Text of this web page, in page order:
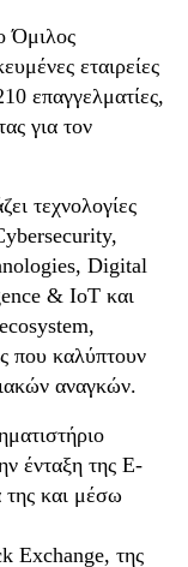
Όμιλος
εταιρείες
επαγγελματίες,
για τον
τεχνολογίες
Digital
& IoT και
που καλύπτουν
αναγκών.
ένταξη της Ε-
της και μέσω
Exchange, της